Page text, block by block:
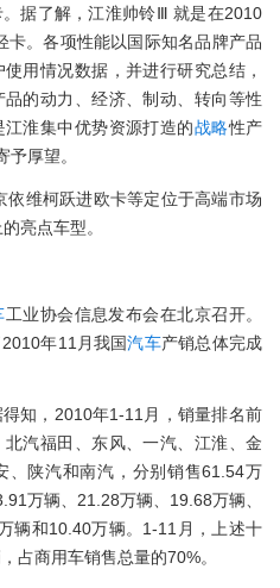
据了解，江淮帅铃Ⅲ 就是在2010
。各项性能以国际知名品牌产品
用情况数据，并进行研究总结，
的动力、经济、制动、转向等性
淮集中优势资源打造的战略性产
厚望。
依维柯跃进欧卡等定位于高端市场
亮点车型。
工业协会信息发布会在北京召开。
年11月我国汽车产销总体完成
知，2010年1-11月，销量排名前
汽福田、东风、一汽、江淮、金
、陕汽和南汽，分别销售61.54万
万辆、21.28万辆、19.68万辆、
辆和10.40万辆。1-11月，上述十
占商用车销售总量的70%。